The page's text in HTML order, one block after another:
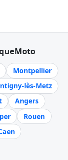
Montpellier
lès-Metz
Angers
Rouen